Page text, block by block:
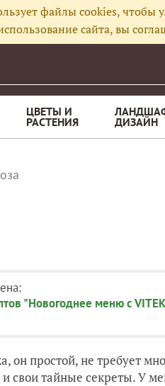
файлы cookies, чтобы
сайта, вы
ЦВЕТЫ И
РАСТЕНИЯ ДИЗАЙН
"Новогоднее меню с
он простой, не требует
свои тайные секреты. У